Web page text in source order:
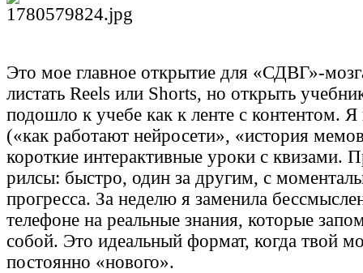
Это мое главное открытие для «СДВГ»-
листать Reels или Shorts, но открыть
подошло к учебе как к ленте с контентом.
(«как работают нейросети», «история
короткие интерактивные уроки с квизами.
рилсы: быстро, один за другим, с
прогресса. За неделю я заменила
телефоне на реальные знания, которые
собой. Это идеальный формат, когда твой
постоянно «нового».